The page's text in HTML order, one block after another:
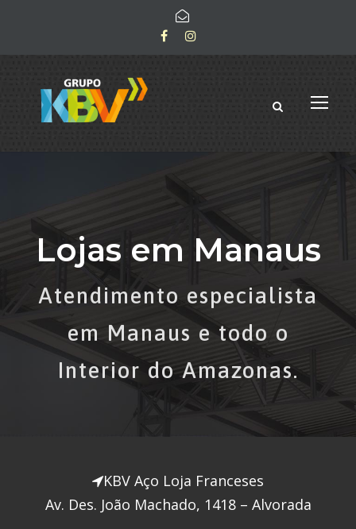
Lojas em Manaus
Atendimento especialista
em Manaus e todo o
Interior do Amazonas.
KBV Aço Loja Franceses
Av. Des. João Machado, 1418 – Alvorada